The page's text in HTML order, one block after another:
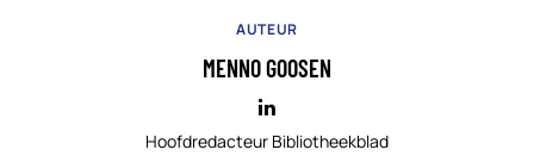
AUTEUR
MENNO GOOSEN
Hoofdredacteur Bibliotheekblad